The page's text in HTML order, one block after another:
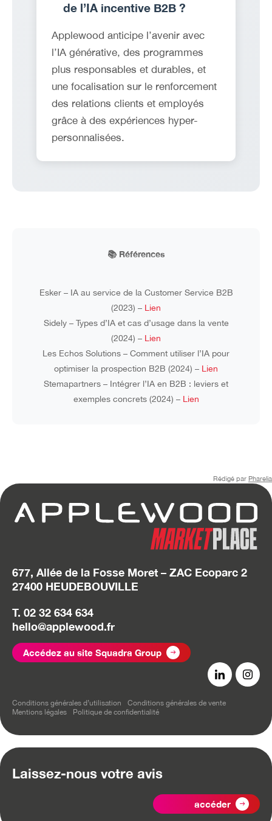
de l’IA incentive B2B ?
Applewood anticipe l’avenir avec
l’IA générative, des programmes
plus responsables et durables, et
une focalisation sur le renforcement
des relations clients et employés
grâce à des expériences hyper-
personnalisées.
📚 Références
Esker – IA au service de la Customer Service B2B
(2023) – Lien
Sidely – Types d’IA et cas d’usage dans la vente
(2024) – Lien
Les Echos Solutions – Comment utiliser l’IA pour
optimiser la prospection B2B (2024) – Lien
Stemapartners – Intégrer l’IA en B2B : leviers et
exemples concrets (2024) – Lien
Rédigé par Pharelia
677, Allée de la Fosse Moret – ZAC Ecoparc 2
27400 HEUDEBOUVILLE
T. 02 32 634 634
hello@applewood.fr
Accédez au site Squadra Group
Conditions générales d’utilisation
Conditions générales de vente
Mentions légales
Politique de confidentialité
Laissez-nous votre avis
accéder